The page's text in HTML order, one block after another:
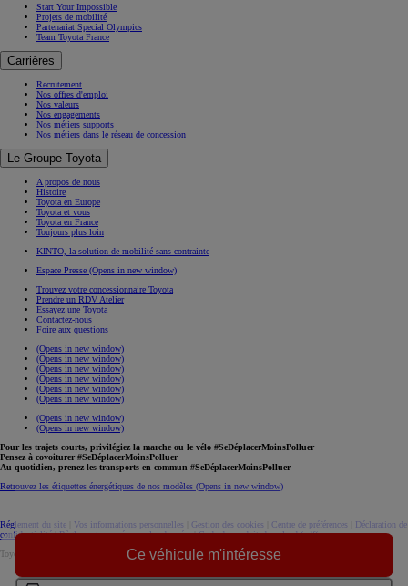
Ce véhicule m'intéresse
Start Your Impossible
Projets de mobilité
Partenariat Special Olympics
Team Toyota France
Carrières
Recrutement
Nos offres d'emploi
Nos valeurs
Nos engagements
Nos métiers supports
Nos métiers dans le réseau de concession
Le Groupe Toyota
A propos de nous
Histoire
Toyota en Europe
Toyota et vous
Toyota en France
Toujours plus loin
KINTO, la solution de mobilité sans contrainte
Espace Presse (Opens in new window)
Trouvez votre concessionnaire Toyota
Prendre un RDV Atelier
Essayez une Toyota
Contactez-nous
Foire aux questions
(Opens in new window)
(Opens in new window)
(Opens in new window)
(Opens in new window)
(Opens in new window)
(Opens in new window)
(Opens in new window)
(Opens in new window)
Pour les trajets courts, privilégiez la marche ou le vélo #SeDéplacerMoinsPolluer
Pensez à covoiturer #SeDéplacerMoinsPolluer
Au quotidien, prenez les transports en commun #SeDéplacerMoinsPolluer
Retrouvez les étiquettes énergétiques de nos modèles (Opens in new window)
Réglement du site Vos informations personnelles Gestion des cookies Centre de préférences
Déclaration de
confidentialité|Règlement européen sur les données|Code de conduitedownload (pdf(
Toyota. Tous droits réservés. © 2026
Accessibilité : non conforme